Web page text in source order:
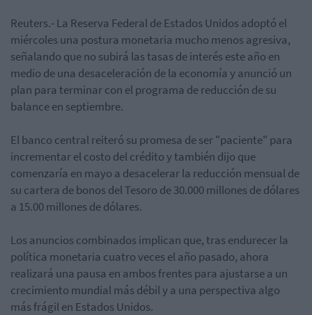
Reuters.- La Reserva Federal de Estados Unidos adoptó el
miércoles una postura monetaria mucho menos agresiva,
señalando que no subirá las tasas de interés este año en
medio de una desaceleración de la economía y anunció un
plan para terminar con el programa de reducción de su
balance en septiembre.
El banco central reiteró su promesa de ser "paciente" para
incrementar el costo del crédito y también dijo que
comenzaría en mayo a desacelerar la reducción mensual de
su cartera de bonos del Tesoro de 30.000 millones de dólares
a 15.00 millones de dólares.
Los anuncios combinados implican que, tras endurecer la
política monetaria cuatro veces el año pasado, ahora
realizará una pausa en ambos frentes para ajustarse a un
crecimiento mundial más débil y a una perspectiva algo
más frágil en Estados Unidos.